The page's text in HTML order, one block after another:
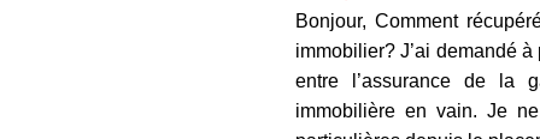
Bonjour, Comment
immobilier? J’ai demandé
entre l’assurance de la
immobilière en vain. Je